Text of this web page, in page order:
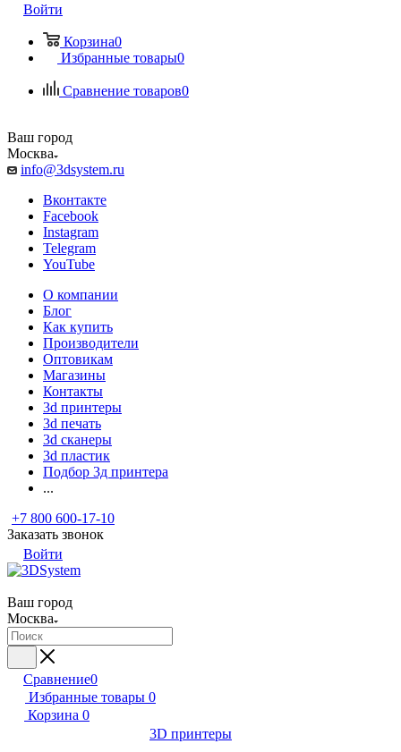
Войти
Корзина0
Избранные товары0
Сравнение товаров0
Ваш город
Москва
info@3dsystem.ru
Вконтакте
Facebook
Instagram
Telegram
YouTube
О компании
Блог
Как купить
Производители
Оптовикам
Магазины
Контакты
3d принтеры
3d печать
3d сканеры
3d пластик
Подбор 3д принтера
...
+7 800 600-17-10
Заказать звонок
Войти
Ваш город
Москва
Сравнение0
Избранные товары 0
Корзина 0
3D принтеры